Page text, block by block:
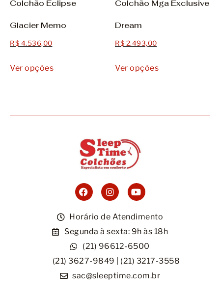
Colchão Eclipse
Glacier Memo
R$ 4.536,00
Ver opções
Colchão Mga Exclusive
Dream
R$ 2.493,00
Ver opções
Horário de Atendimento
Segunda à sexta: 9h às 18h
(21) 96612-6500
(21) 3627-9849 | (21) 3217-3558
sac@sleeptime.com.br